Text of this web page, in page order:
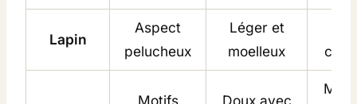
Lapin
Aspect
pelucheux
Léger et
moelleux
Motifs
Doux avec